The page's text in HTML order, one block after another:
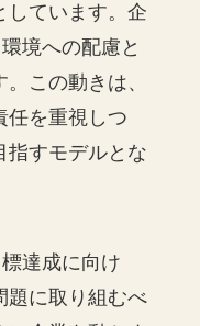
しています。企
境への配慮と
この動きは、
任を重視しつ
指すモデルとな
達成に向け
題に取り組むべ